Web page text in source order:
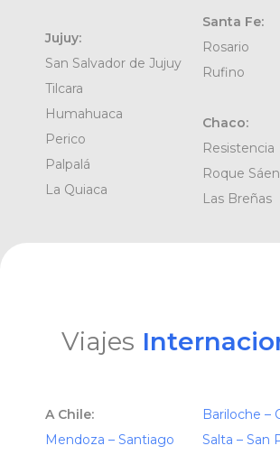
Jujuy:
San Salvador de Jujuy
Tilcara
Humahuaca
Perico
Palpalá
La Quiaca
Santa Fe:
Rosario
Rufino
Chaco:
Resistencia
Roque
Las Breñas
Viajes
A Chile:
Mendoza – Santiago
Bariloche –
Salta – San